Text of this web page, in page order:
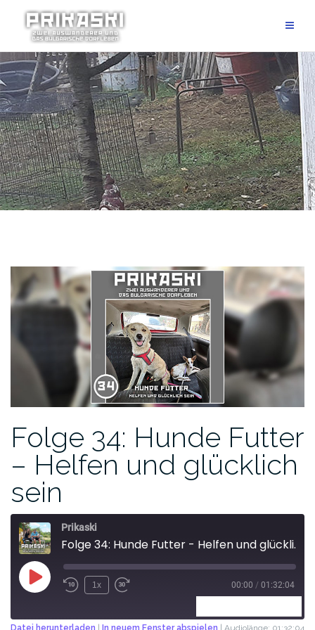
Folge 34: Hunde Futter
– Helfen und glücklich
sein
Prikaski
Folge 34: Hunde Futter - Helfen und glücklich sein
1x 00:00 / 01:32:04